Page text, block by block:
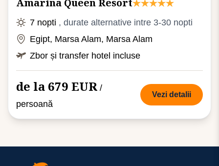
Amarina Queen Resort
7 nopti , durate alternative intre 3-30 nopti
Egipt, Marsa Alam, Marsa Alam
Zbor și transfer hotel incluse
de la 679 EUR /
persoană
Vezi detalii